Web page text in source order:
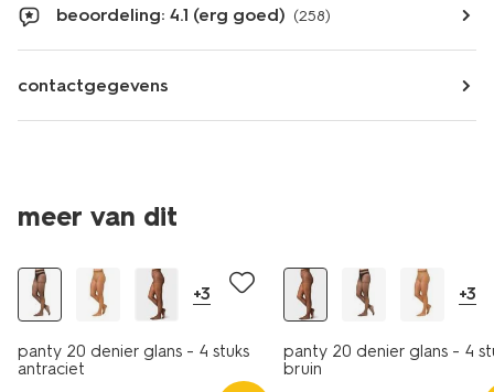
beoordeling: 4.1 (erg goed) (258)
contactgegevens
meer van dit
4 paar
+3
panty 20 denier glans - 4 stuks
antraciet
+3
panty 20 denier glans - 4
bruin